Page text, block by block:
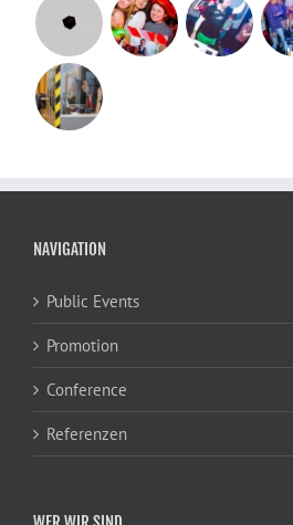
NAVIGATION
Public Events
Promotion
Conference
Referenzen